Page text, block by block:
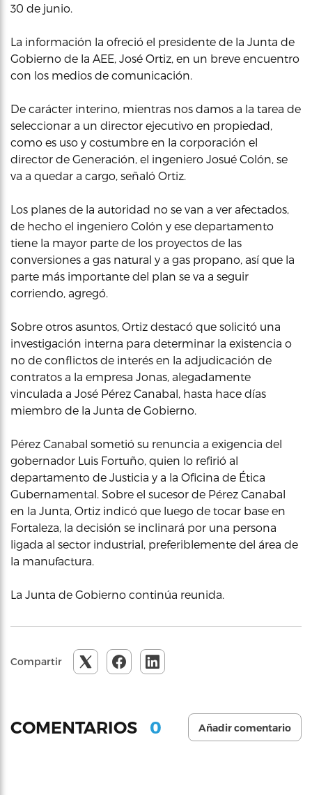
30 de junio.
La información la ofreció el presidente de la Junta de
Gobierno de la AEE, José Ortiz, en un breve encuentro
con los medios de comunicación.
De carácter interino, mientras nos damos a la tarea de
seleccionar a un director ejecutivo en propiedad,
como es uso y costumbre en la corporación el
director de Generación, el ingeniero Josué Colón, se
va a quedar a cargo, señaló Ortiz.
Los planes de la autoridad no se van a ver afectados,
de hecho el ingeniero Colón y ese departamento
tiene la mayor parte de los proyectos de las
conversiones a gas natural y a gas propano, así que la
parte más importante del plan se va a seguir
corriendo, agregó.
Sobre otros asuntos, Ortiz destacó que solicitó una
investigación interna para determinar la existencia o
no de conflictos de interés en la adjudicación de
contratos a la empresa Jonas, alegadamente
vinculada a José Pérez Canabal, hasta hace días
miembro de la Junta de Gobierno.
Pérez Canabal sometió su renuncia a exigencia del
gobernador Luis Fortuño, quien lo refirió al
departamento de Justicia y a la Oficina de Ética
Gubernamental. Sobre el sucesor de Pérez Canabal
en la Junta, Ortiz indicó que luego de tocar base en
Fortaleza, la decisión se inclinará por una persona
ligada al sector industrial, preferiblemente del área de
la manufactura.
La Junta de Gobierno continúa reunida.
Compartir
COMENTARIOS 0 Añadir comentario